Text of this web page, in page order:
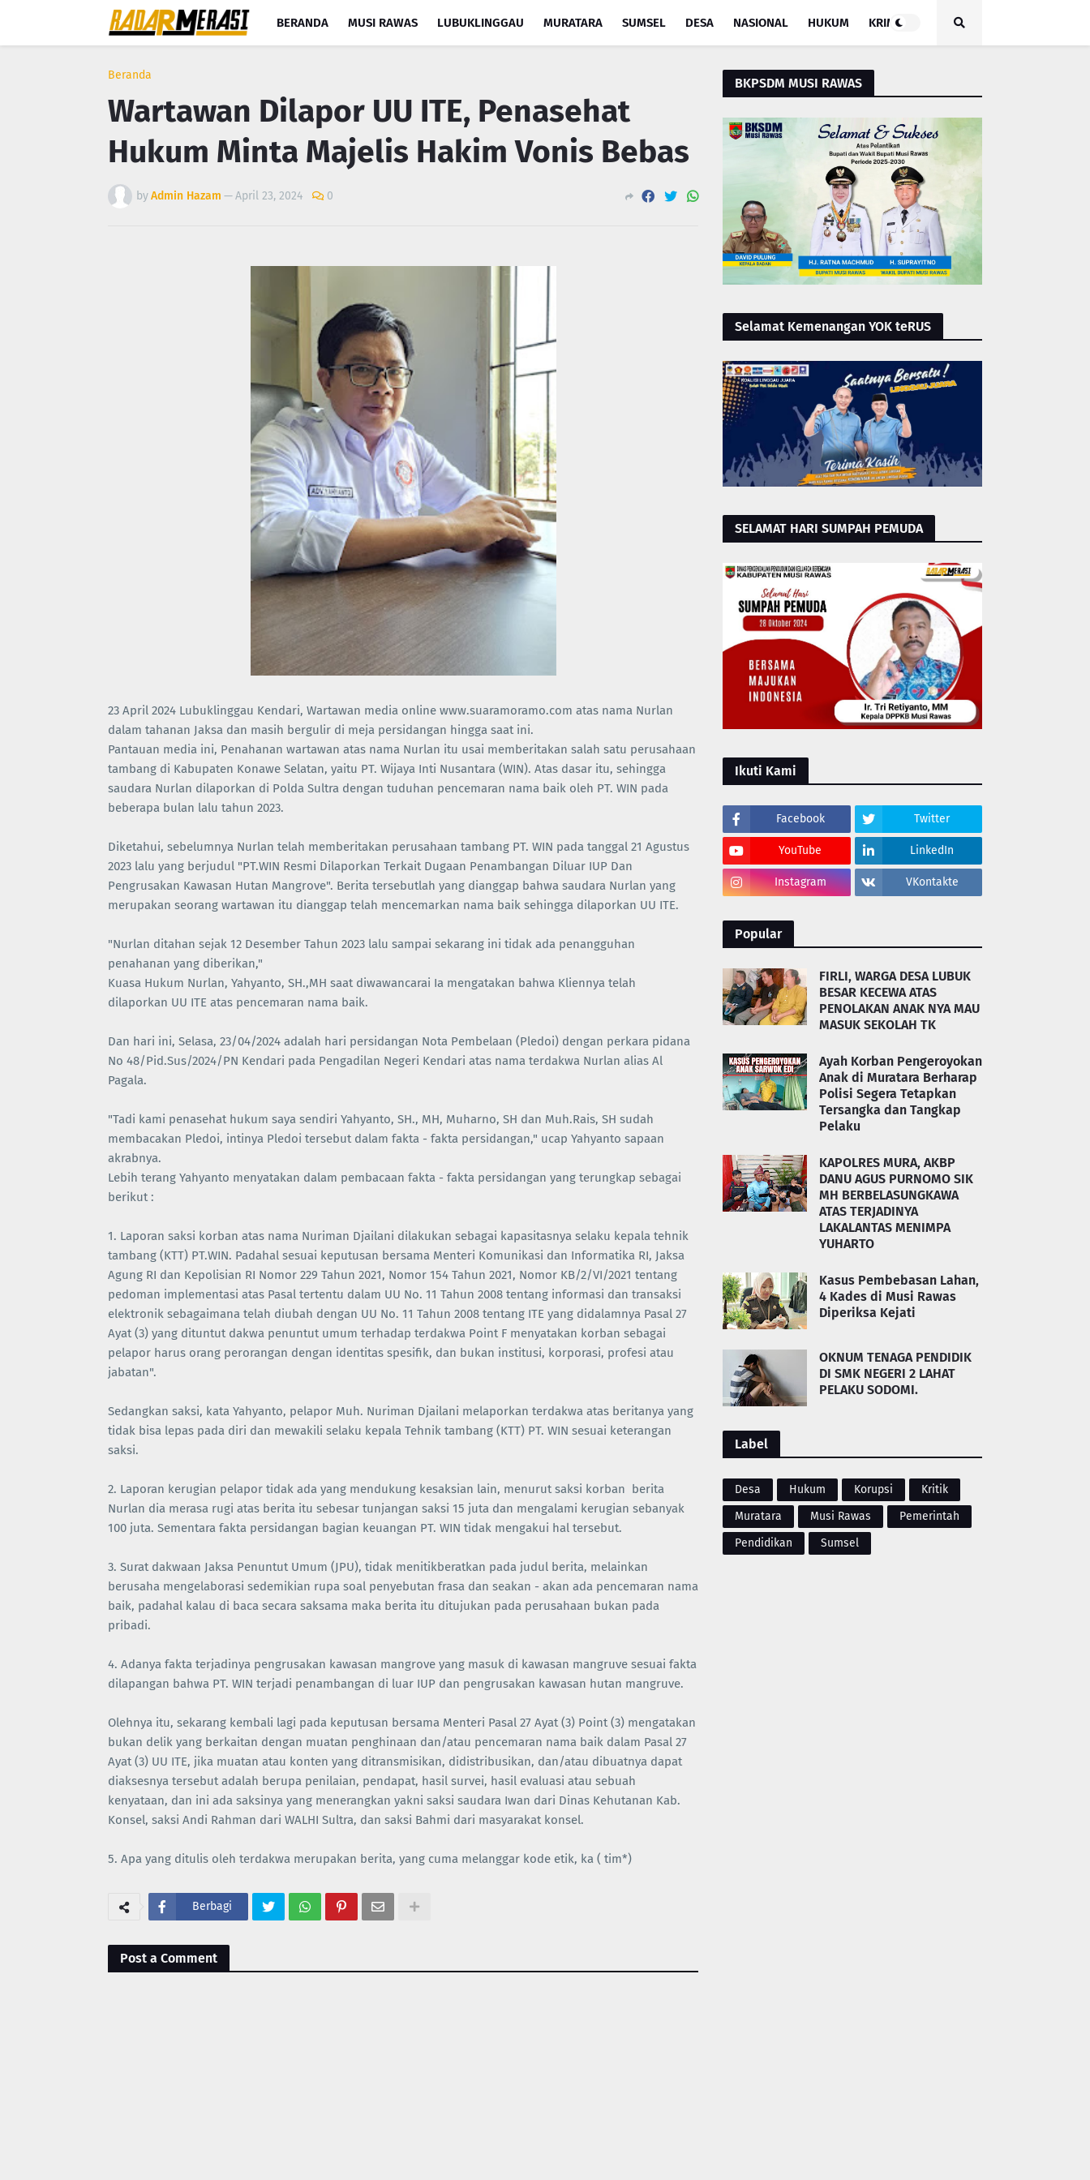
BERANDA MUSI RAWAS LUBUKLINGGAU MURATARA SUMSEL DESA NASIONAL HUKUM KRIMINAL
Beranda
Wartawan Dilapor UU ITE, Penasehat
Hukum Minta Majelis Hakim Vonis Bebas
byAdmin Hazam —April 23, 2024 0
23 April 2024 Lubuklinggau Kendari, Wartawan media online www.suaramoramo.com atas nama Nurlan
dalam tahanan Jaksa dan masih bergulir di meja persidangan hingga saat ini.
Pantauan media ini, Penahanan wartawan atas nama Nurlan itu usai memberitakan salah satu perusahaan
tambang di Kabupaten Konawe Selatan, yaitu PT. Wijaya Inti Nusantara (WIN). Atas dasar itu, sehingga
saudara Nurlan dilaporkan di Polda Sultra dengan tuduhan pencemaran nama baik oleh PT. WIN pada
beberapa bulan lalu tahun 2023.
Diketahui, sebelumnya Nurlan telah memberitakan perusahaan tambang PT. WIN pada tanggal 21 Agustus
2023 lalu yang berjudul "PT.WIN Resmi Dilaporkan Terkait Dugaan Penambangan Diluar IUP Dan
Pengrusakan Kawasan Hutan Mangrove". Berita tersebutlah yang dianggap bahwa saudara Nurlan yang
merupakan seorang wartawan itu dianggap telah mencemarkan nama baik sehingga dilaporkan UU ITE.
"Nurlan ditahan sejak 12 Desember Tahun 2023 lalu sampai sekarang ini tidak ada penangguhan
penahanan yang diberikan,"
Kuasa Hukum Nurlan, Yahyanto, SH.,MH saat diwawancarai Ia mengatakan bahwa Kliennya telah
dilaporkan UU ITE atas pencemaran nama baik.
Dan hari ini, Selasa, 23/04/2024 adalah hari persidangan Nota Pembelaan (Pledoi) dengan perkara pidana
No 48/Pid.Sus/2024/PN Kendari pada Pengadilan Negeri Kendari atas nama terdakwa Nurlan alias Al
Pagala.
"Tadi kami penasehat hukum saya sendiri Yahyanto, SH., MH, Muharno, SH dan Muh.Rais, SH sudah
membacakan Pledoi, intinya Pledoi tersebut dalam fakta - fakta persidangan," ucap Yahyanto sapaan
akrabnya.
Lebih terang Yahyanto menyatakan dalam pembacaan fakta - fakta persidangan yang terungkap sebagai
berikut :
1. Laporan saksi korban atas nama Nuriman Djailani dilakukan sebagai kapasitasnya selaku kepala tehnik
tambang (KTT) PT.WIN. Padahal sesuai keputusan bersama Menteri Komunikasi dan Informatika RI, Jaksa
Agung RI dan Kepolisian RI Nomor 229 Tahun 2021, Nomor 154 Tahun 2021, Nomor KB/2/VI/2021 tentang
pedoman implementasi atas Pasal tertentu dalam UU No. 11 Tahun 2008 tentang informasi dan transaksi
elektronik sebagaimana telah diubah dengan UU No. 11 Tahun 2008 tentang ITE yang didalamnya Pasal 27
Ayat (3) yang dituntut dakwa penuntut umum terhadap terdakwa Point F menyatakan korban sebagai
pelapor harus orang perorangan dengan identitas spesifik, dan bukan institusi, korporasi, profesi atau
jabatan".
Sedangkan saksi, kata Yahyanto, pelapor Muh. Nuriman Djailani melaporkan terdakwa atas beritanya yang
tidak bisa lepas pada diri dan mewakili selaku kepala Tehnik tambang (KTT) PT. WIN sesuai keterangan
saksi.
2. Laporan kerugian pelapor tidak ada yang mendukung kesaksian lain, menurut saksi korban berita
Nurlan dia merasa rugi atas berita itu sebesar tunjangan saksi 15 juta dan mengalami kerugian sebanyak
100 juta. Sementara fakta persidangan bagian keuangan PT. WIN tidak mengakui hal tersebut.
3. Surat dakwaan Jaksa Penuntut Umum (JPU), tidak menitikberatkan pada judul berita, melainkan
berusaha mengelaborasi sedemikian rupa soal penyebutan frasa dan seakan - akan ada pencemaran nama
baik, padahal kalau di baca secara saksama maka berita itu ditujukan pada perusahaan bukan pada
pribadi.
4. Adanya fakta terjadinya pengrusakan kawasan mangrove yang masuk di kawasan mangruve sesuai fakta
dilapangan bahwa PT. WIN terjadi penambangan di luar IUP dan pengrusakan kawasan hutan mangruve.
Olehnya itu, sekarang kembali lagi pada keputusan bersama Menteri Pasal 27 Ayat (3) Point (3) mengatakan
bukan delik yang berkaitan dengan muatan penghinaan dan/atau pencemaran nama baik dalam Pasal 27
Ayat (3) UU ITE, jika muatan atau konten yang ditransmisikan, didistribusikan, dan/atau dibuatnya dapat
diaksesnya tersebut adalah berupa penilaian, pendapat, hasil survei, hasil evaluasi atau sebuah
kenyataan, dan ini ada saksinya yang menerangkan yakni saksi saudara Iwan dari Dinas Kehutanan Kab.
Konsel, saksi Andi Rahman dari WALHI Sultra, dan saksi Bahmi dari masyarakat konsel.
5. Apa yang ditulis oleh terdakwa merupakan berita, yang cuma melanggar kode etik, ka ( tim*)
Berbagi
Post a Comment
BKPSDM MUSI RAWAS
Selamat Kemenangan YOK teRUS
SELAMAT HARI SUMPAH PEMUDA
Ikuti Kami
Facebook Twitter
YouTube LinkedIn
Instagram VKontakte
Popular
FIRLI, WARGA DESA LUBUK
BESAR KECEWA ATAS
PENOLAKAN ANAK NYA MAU
MASUK SEKOLAH TK
Ayah Korban Pengeroyokan
Anak di Muratara Berharap
Polisi Segera Tetapkan
Tersangka dan Tangkap
Pelaku
KAPOLRES MURA, AKBP
DANU AGUS PURNOMO SIK
MH BERBELASUNGKAWA
ATAS TERJADINYA
LAKALANTAS MENIMPA
YUHARTO
Kasus Pembebasan Lahan,
4 Kades di Musi Rawas
Diperiksa Kejati
OKNUM TENAGA PENDIDIK
DI SMK NEGERI 2 LAHAT
PELAKU SODOMI.
Label
Desa Hukum Korupsi
Kritik
Muratara
Musi Rawas
Pemerintah
Pendidikan
Sumsel